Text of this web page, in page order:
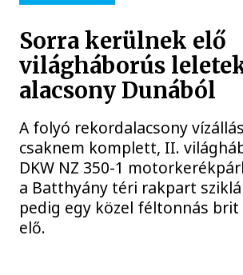
Sorra kerülnek elő
világháborús
alacsony Dunából
A folyó rekordalacsony
csaknem komplett, II.
DKW NZ 350-1
a Batthyány téri rakpart
pedig egy közel féltonnás
elő.